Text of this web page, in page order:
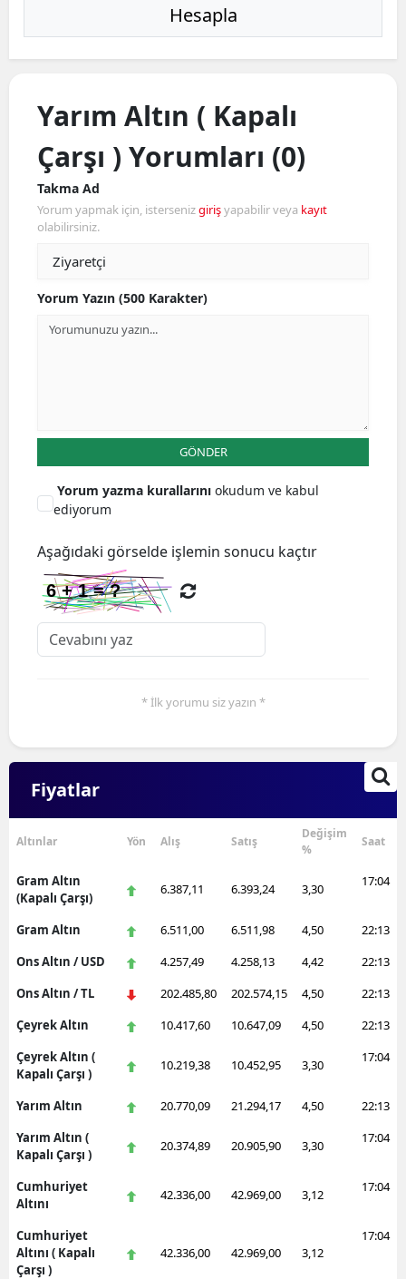
Hesapla
Yarım Altın ( Kapalı
Çarşı ) Yorumları (0)
Takma Ad
Yorum yapmak için, istersenizgirişyapabilir veya kayıt
olabilirsiniz.
Yorum Yazın (500 Karakter)
GÖNDER
Yorum yazma kurallarını okudum ve kabul
ediyorum
Aşağıdaki görselde işlemin sonucu kaçtır
* İlk yorumu siz yazın *
Fiyatlar
Altınlar Yön Alış Satış
Değişim
%
Saat
Gram Altın
(Kapalı Çarşı)
6.387,11 6.393,24 3,30 17:04
Gram Altın 6.511,00 6.511,98 4,50
22:13
Ons Altın / USD
4.257,49 4.258,13 4,42
22:13
Ons Altın / TL
202.485,80 202.574,15 4,50
22:13
Çeyrek Altın
10.417,60 10.647,09 4,50
22:13
Çeyrek Altın (
Kapalı Çarşı )
10.219,38 10.452,95 3,30 17:04
Yarım Altın 20.770,09 21.294,17 4,50
22:13
Yarım Altın (
Kapalı Çarşı )
20.374,89 20.905,90 3,30 17:04
Cumhuriyet
Altını
42.336,00 42.969,00 3,12 17:04
Cumhuriyet
Altını ( Kapalı
Çarşı )
42.336,00 42.969,00 3,12
17:04